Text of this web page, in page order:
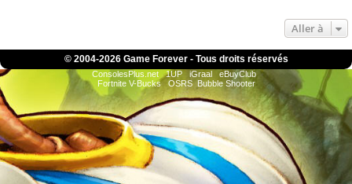
Aller à
© 2004-2026 Game Forever - Tous droits réservés
ConsolesPlus.net 1UP iGraal
eBuyClub
Fortnite V-Bucks
OSRS Bubble Shooter